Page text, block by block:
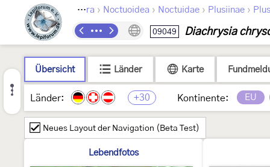
Lepidoptera › Noctuoidea › Noctuidae › Plusiinae ›
09049 Diachrysia
Übersicht Länder Karte
Länder: +30 Kontinente: EU
Neues Layout der Navigation (Beta Test)
Lebendfotos